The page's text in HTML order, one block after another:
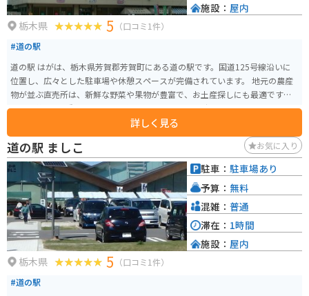
栃木県 5 （口コミ1件）
#道の駅
道の駅 はがは、栃木県芳賀郡芳賀町にある道の駅です。国道125号線沿いに
位置し、広々とした駐車場や休憩スペースが完備されています。 地元の農産
物が並ぶ直売所は、新鮮な野菜や果物が豊富で、お土産探しにも最適です。
特に、芳賀町は梨の産地として知られており、旬の時期には、みずみずしい
使った料理が楽しめます。 バイクでのツーリングにも最適な場所で、周辺に
は緑豊かな田園風景が広がっています。 道の駅 はがを拠点に、芳賀町の自然
や食を満喫してみてはいかがでしょうか。
詳しく見る
施設： 屋内
道の駅 ましこ お気に入り
栃木県 5 （口コミ1件）
#道の駅
駐車： 駐車場あり
予算： 無料
混雑： 普通
滞在： 1時間
施設： 屋内